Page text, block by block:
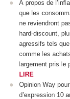
À propos de
que les
ne reviendront
hard-discount,
agressifs tels
comme les
largement pris le
LIRE
Opinion Way
d’expression 10